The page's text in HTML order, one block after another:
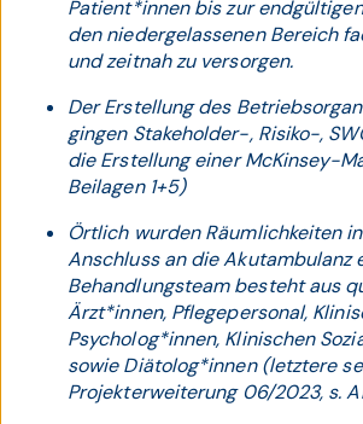
Patient*innen bis zur
den niedergelassenen Bereich
und zeitnah zu versorgen.
Der Erstellung des
gingen Stakeholder-, Risiko-,
die Erstellung einer McKinsey-
Beilagen 1+5)
Örtlich wurden Räumlichkeiten
Anschluss an die Akutambulanz
Behandlungsteam besteht aus
Ärzt*innen, Pflegepersonal,
Psycholog*innen, Klinischen
sowie Diätolog*innen (letztere
Projekterweiterung 06/2023, s.